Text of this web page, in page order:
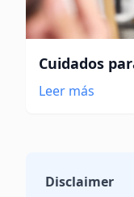
Cuidados
Leer más
Disclaimer